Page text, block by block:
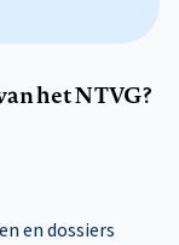
het NTVG?
en dossiers